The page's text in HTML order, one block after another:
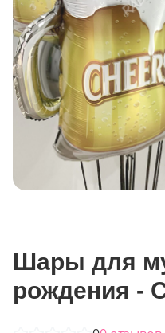
Шары для
рождения -